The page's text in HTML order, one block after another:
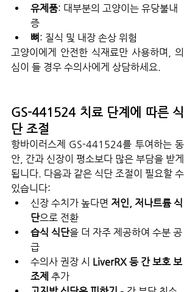
유제품: 대부분의 고양이는 유당불내
증
뼈 : 질식 및 내장 손상 위험
고양이에게 안전한 식재료만 사용하며, 의
심이 들 경우 수의사에게 상담하세요.
GS-441524 치료 단계에 따른 식
단 조절
항바이러스제 GS-441524를 투여하는 동
안, 간과 신장이 평소보다 많은 부담을 받게
됩니다. 다음과 같은 식단 조절이 필요할 수
있습니다:
신장 수치가 높다면 저인, 저나트륨 식
단으로 전환
습식 식단을 더 자주 제공하여 수분 공
급
수의사 권장 시 LiverRX 등 간 보호 보
조제 추가